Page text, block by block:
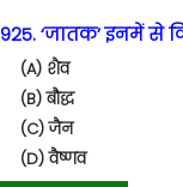
925. ‘जातक’ इनमें से
(A) शैव
(B) बौद्ध
(C) जैन
(D) वैष्णव